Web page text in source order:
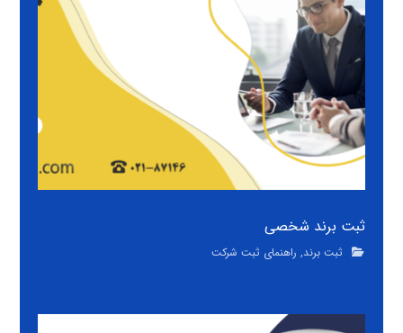
ثبت برند شخصی
ثبت برند, راهنمای ثبت شرکت